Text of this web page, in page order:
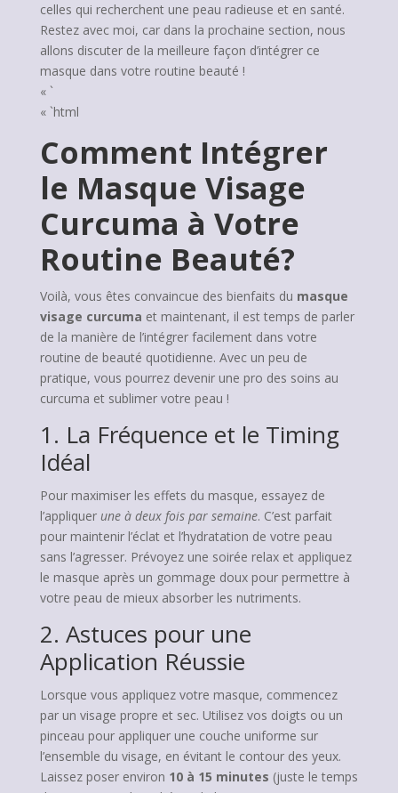
celles qui recherchent une peau radieuse et en santé.
Restez avec moi, car dans la prochaine section, nous
allons discuter de la meilleure façon d’intégrer ce
masque dans votre routine beauté !
« `
« `html
Comment Intégrer
le Masque Visage
Curcuma à Votre
Routine Beauté?
Voilà, vous êtes convaincue des bienfaits du masque
visage curcuma et maintenant, il est temps de parler
de la manière de l’intégrer facilement dans votre
routine de beauté quotidienne. Avec un peu de
pratique, vous pourrez devenir une pro des soins au
curcuma et sublimer votre peau !
1. La Fréquence et le Timing
Idéal
Pour maximiser les effets du masque, essayez de
l’appliquer une à deux fois par semaine. C’est parfait
pour maintenir l’éclat et l’hydratation de votre peau
sans l’agresser. Prévoyez une soirée relax et appliquez
le masque après un gommage doux pour permettre à
votre peau de mieux absorber les nutriments.
2. Astuces pour une
Application Réussie
Lorsque vous appliquez votre masque, commencez
par un visage propre et sec. Utilisez vos doigts ou un
pinceau pour appliquer une couche uniforme sur
l’ensemble du visage, en évitant le contour des yeux.
Laissez poser environ 10 à 15 minutes (juste le temps